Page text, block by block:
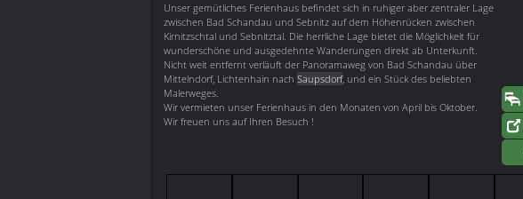
Unser gemütliches Ferienhaus befindet sich in ruhiger aber zentraler Lage
zwischen Bad Schandau und Sebnitz auf dem Höhenrücken zwischen
Kirnitzschtal und Sebnitztal. Die herrliche Lage bietet die Möglichkeit für
wunderschöne und ausgedehnte Wanderungen direkt ab Unterkunft.
Nicht weit entfernt verläuft der Panoramaweg von Bad Schandau über
Mittelndorf, Lichtenhain nach Saupsdorf, und ein Stück des beliebten
Malerweges.
Wir vermieten unser Ferienhaus in den Monaten von April bis Oktober.
Wir freuen uns auf Ihren Besuch !